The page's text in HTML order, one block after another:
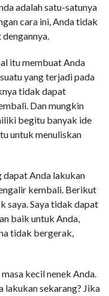
adalah satu-satunya
cara ini, Anda tidak
itu membuat Anda
yang terjadi pada
tidak dapat
Dan mungkin
begitu banyak ide
untuk menuliskan
dapat Anda lakukan
kembali. Berikut
saya. Saya tidak dapat
baik untuk Anda,
tidak bergerak,
kecil nenek Anda.
lakukan sekarang? Jika